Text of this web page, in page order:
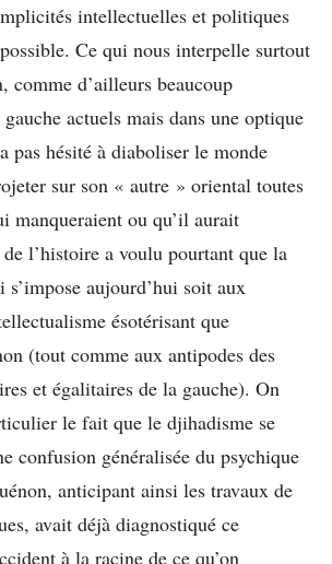
intellectuelles et politiques
Ce qui nous interpelle surtout
comme d’ailleurs beaucoup
actuels mais dans une optique
pas hésité à diaboliser le monde
sur son « autre » oriental toutes
manqueraient ou qu’il aurait
l’histoire a voulu pourtant que la
s’impose aujourd’hui soit aux
ésotérisant que
(tout comme aux antipodes des
et égalitaires de la gauche). On
le fait que le djihadisme se
confusion généralisée du psychique
anticipant ainsi les travaux de
avait déjà diagnostiqué ce
à la racine de ce qu’on